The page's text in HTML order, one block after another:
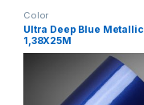
Color
Ultra Deep Blue Metallic
1,38X25M